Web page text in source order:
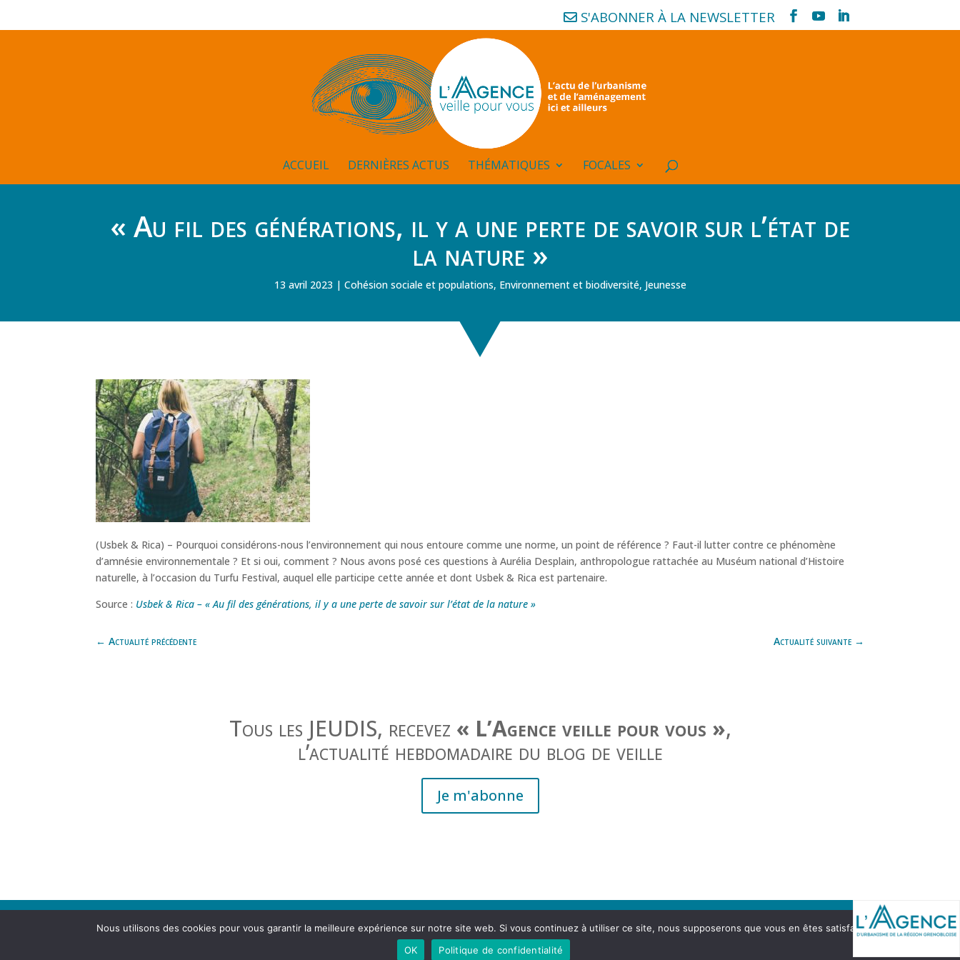
S'ABONNER À LA NEWSLETTER
ACCUEIL DERNIÈRES ACTUS THÉMATIQUES FOCALES
« Au fil des générations, il y a une perte de savoir sur l’état de
la nature »
13 avril 2023 Cohésion sociale et populations, Environnement et biodiversité, Jeunesse
(Usbek & Rica) – Pourquoi considérons-nous l’environnement qui nous entoure comme une norme, un point de référence ? Faut-il lutter contre ce phénomène
d’amnésie environnementale ? Et si oui, comment ? Nous avons posé ces questions à Aurélia Desplain, anthropologue rattachée au Muséum national d’Histoire
naturelle, à l’occasion du Turfu Festival, auquel elle participe cette année et dont Usbek & Rica est partenaire.
Source : Usbek & Rica – « Au fil des générations, il y a une perte de savoir sur l’état de la nature »
←Actualité précédente Actualité suivante→
Tous les JEUDIS, recevez « L’Agence veille pour vous »,
l’actualité hebdomadaire du blog de veille
Je m'abonne
Agence d'urbanisme de la région grenobloise 21, rue Lesdiguières 38000 Grenoble
Nous utilisons des cookies pour vous garantir la meilleure expérience sur notre site web. Si vous continuez à utiliser ce site, nous supposerons que vous en êtes satisfait.
OK
Politique de confidentialité